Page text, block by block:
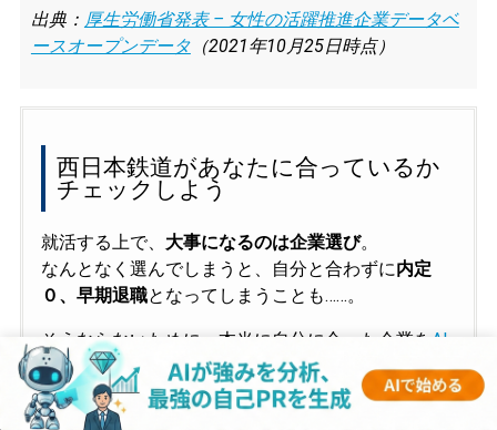
出典： 厚生労働省発表 – 女性の活躍推進企業データベ
ースオープンデータ（2021年10月25日時点）
西日本鉄道があなたに合っているか
チェックしよう
就活する上で、 大事になるのは企業選び。
なんとなく選んでしまうと、自分と合わずに内定
０、早期退職となってしまうことも……。
そうならないために、本当に自分に合った企業を AI
に診断してもらうのがおすすめです。質問に答える
だけで、サクッと簡単に自分に合った企業がわかる!